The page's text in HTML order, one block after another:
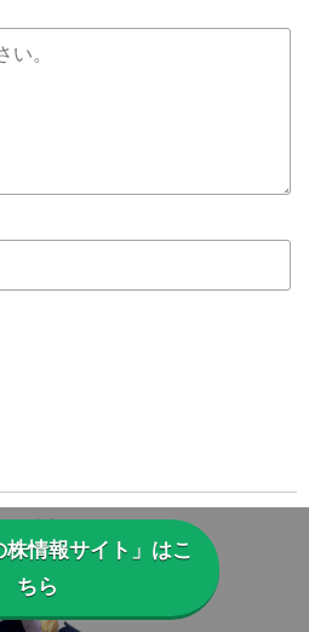
株情報サイト」はこ
ちら